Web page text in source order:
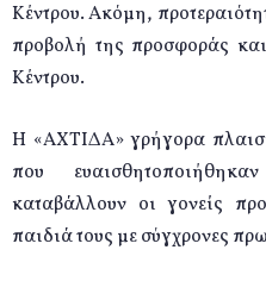
Κέντρου. Ακόμη,
προβολή της προσφοράς
Κέντρου.
Η «ΑΧΤΙΔΑ» γρήγορα
που
καταβάλλουν οι γονείς
παιδιά τους με σύγχρονες